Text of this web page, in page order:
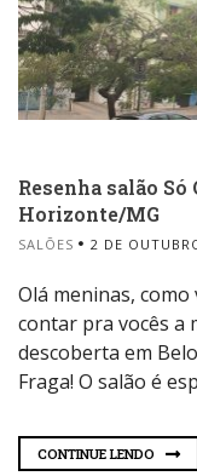
Resenha salão
Horizonte/MG
SALÕES 2 DE
Olá meninas,
contar pra vocês a
descoberta em
Fraga! O salão é
CONTINUE LENDO